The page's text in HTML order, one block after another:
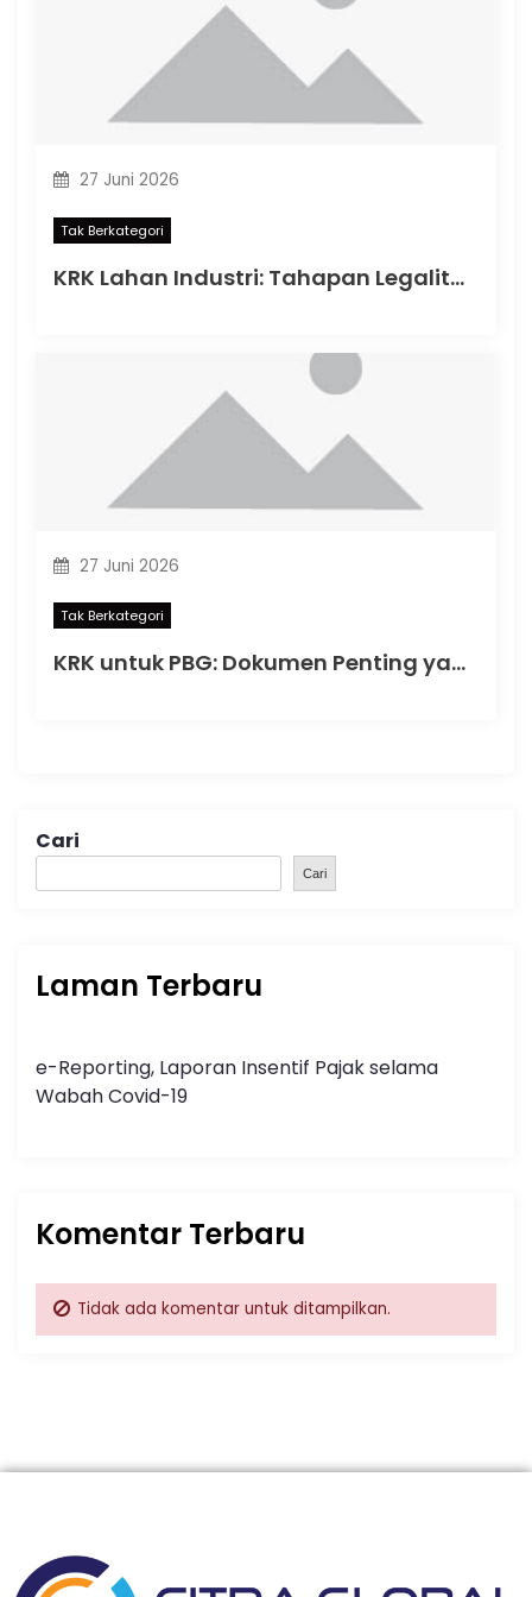
27 Juni 2026
Tak Berkategori
KRK Lahan Industri: Tahapan Legalitas Penting Sebelum Memulai Aktivitas Industri di Indonesia
27 Juni 2026
Tak Berkategori
KRK untuk PBG: Dokumen Penting yang Menentukan Kelancaran Persetujuan Bangunan Gedung
Cari
Cari
Laman Terbaru
e-Reporting, Laporan Insentif Pajak selama
Wabah Covid-19
Komentar Terbaru
Tidak ada komentar untuk ditampilkan.